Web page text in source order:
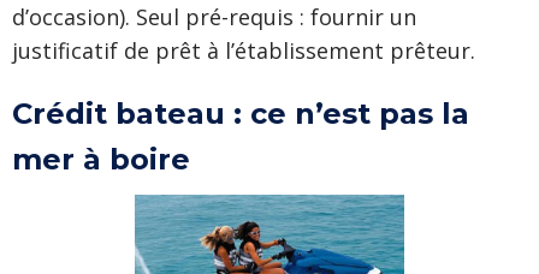
d’occasion). Seul pré-requis : fournir un
justificatif de prêt à l’établissement prêteur.
Crédit bateau : ce n’est pas la
mer à boire